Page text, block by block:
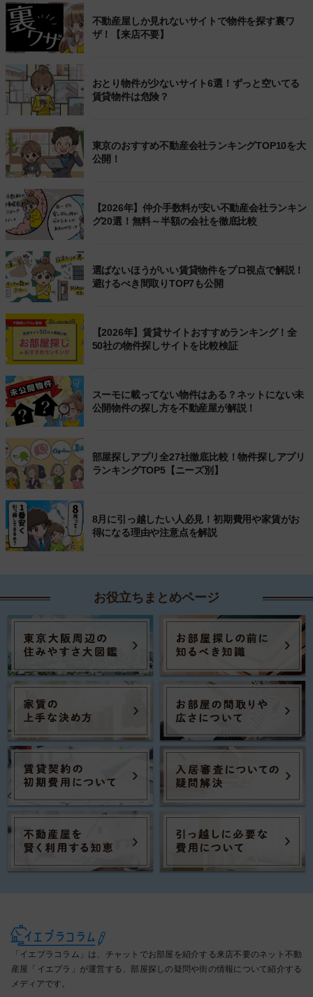
不動産屋しか見れないサイトで物件を探す裏ワ
ザ！【来店不要】
おとり物件が少ないサイト6選！ずっと空いてる
賃貸物件は危険？
東京のおすすめ不動産会社ランキングTOP10を大
公開！
【2026年】仲介手数料が安い不動産会社ランキン
グ20選！無料～半額の会社を徹底比較
選ばないほうがいい賃貸物件をプロ視点で解説！
避けるべき間取りTOP7も公開
【2026年】賃貸サイトおすすめランキング！全
50社の物件探しサイトを比較検証
スーモに載ってない物件はある？ネットにない未
公開物件の探し方を不動産屋が解説！
部屋探しアプリ全27社徹底比較！物件探しアプリ
ランキングTOP5【ニーズ別】
8月に引っ越したい人必見！初期費用や家賃がお
得になる理由や注意点を解説
お役立ちまとめページ
「イエプラコラム」は、チャットでお部屋を紹介する来店不要のネット不動
産屋「イエプラ」が運営する、部屋探しの疑問や街の情報について紹介する
メディアです。